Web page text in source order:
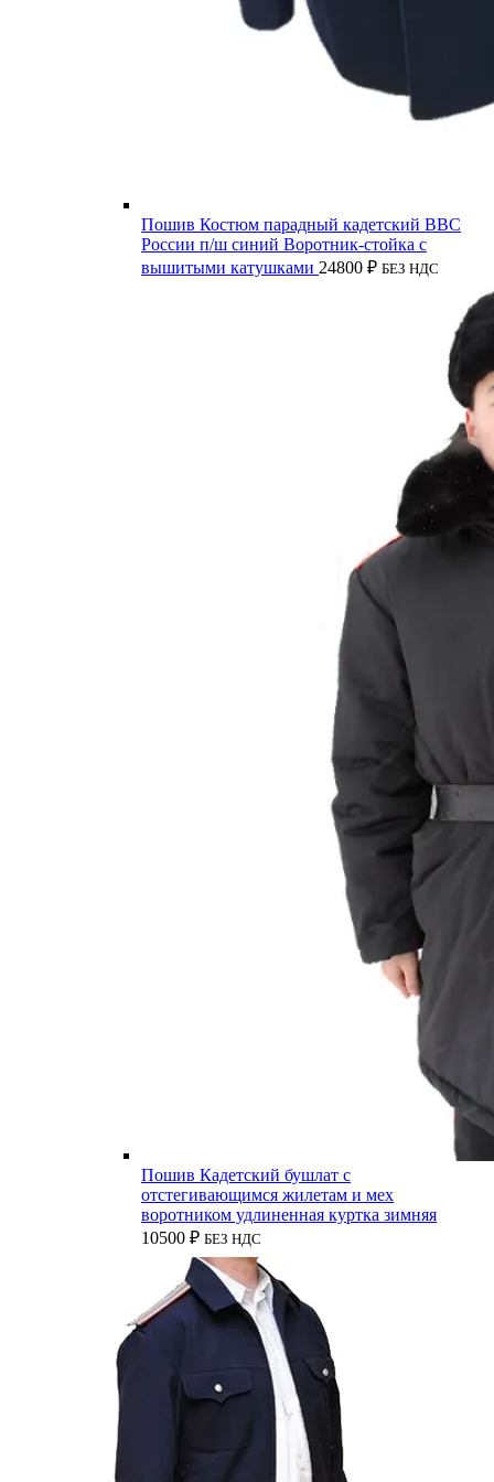
Пошив Костюм парадный кадетский ВВС
России п/ш синий Воротник-стойка с
вышитыми катушками 24800 ₽ БЕЗ НДС
Пошив Кадетский бушлат с
отстегивающимся жилетам и мех
воротником удлиненная куртка зимняя
10500 ₽ БЕЗ НДС